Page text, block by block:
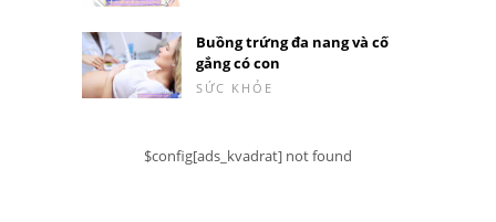
Buồng trứng đa nang và cố
gắng có con
SỨC KHỎE
$config[ads_kvadrat] not found